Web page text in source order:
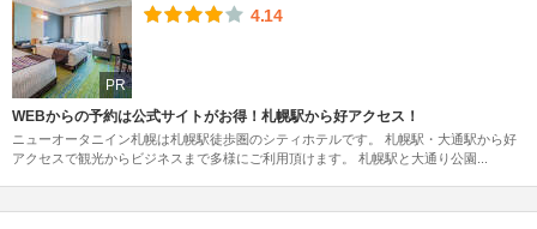
PR
4.14
WEBからの予約は公式サイトがお得！札幌駅から好アクセス！
ニューオータニイン札幌は札幌駅徒歩圏のシティホテルです。 札幌駅・大通駅から好
アクセスで観光からビジネスまで多様にご利用頂けます。 札幌駅と大通り公園...